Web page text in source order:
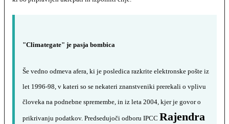
"Climategate" je pasja bombica
Še vedno odmeva afera, ki je posledica razkrite elektronske pošte iz
let 1996-98, v kateri so se nekateri znanstveniki prerekali o vplivu
človeka na podnebne spremembe, in iz leta 2004, kjer je govor o
prikrivanju podatkov. Predsedujoči odboru IPCC Rajendra